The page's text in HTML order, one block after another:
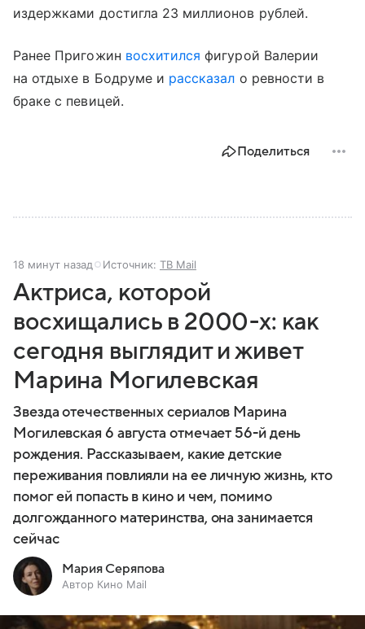
издержками достигла 23 миллионов рублей.
Ранее Пригожин восхитился фигурой Валерии
на отдыхе в Бодруме и рассказал о ревности в
браке с певицей.
Поделиться
18 минут назад Источник: ТВ Mail
Актриса, которой
восхищались в 2000-х: как
сегодня выглядит и живет
Марина Могилевская
Звезда отечественных сериалов Марина
Могилевская 6 августа отмечает 56-й день
рождения. Рассказываем, какие детские
переживания повлияли на ее личную жизнь, кто
помог ей попасть в кино и чем, помимо
долгожданного материнства, она занимается
сейчас
Мария Серяпова
Автор Кино Mail